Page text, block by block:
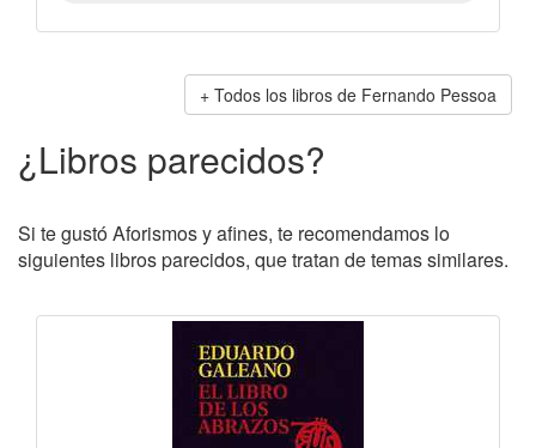
Todos los libros de Fernando Pessoa
¿Libros parecidos?
Si te gustó Aforismos y afines, te recomendamos lo
siguientes libros parecidos, que tratan de temas similares.